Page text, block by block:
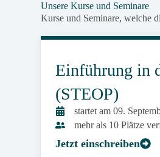
Unsere Kurse und Seminare
Kurse und Seminare, welche
Jetzt einschreiben
Einführung in
(STEOP)
startet am 09.
mehr als 10 Plätze